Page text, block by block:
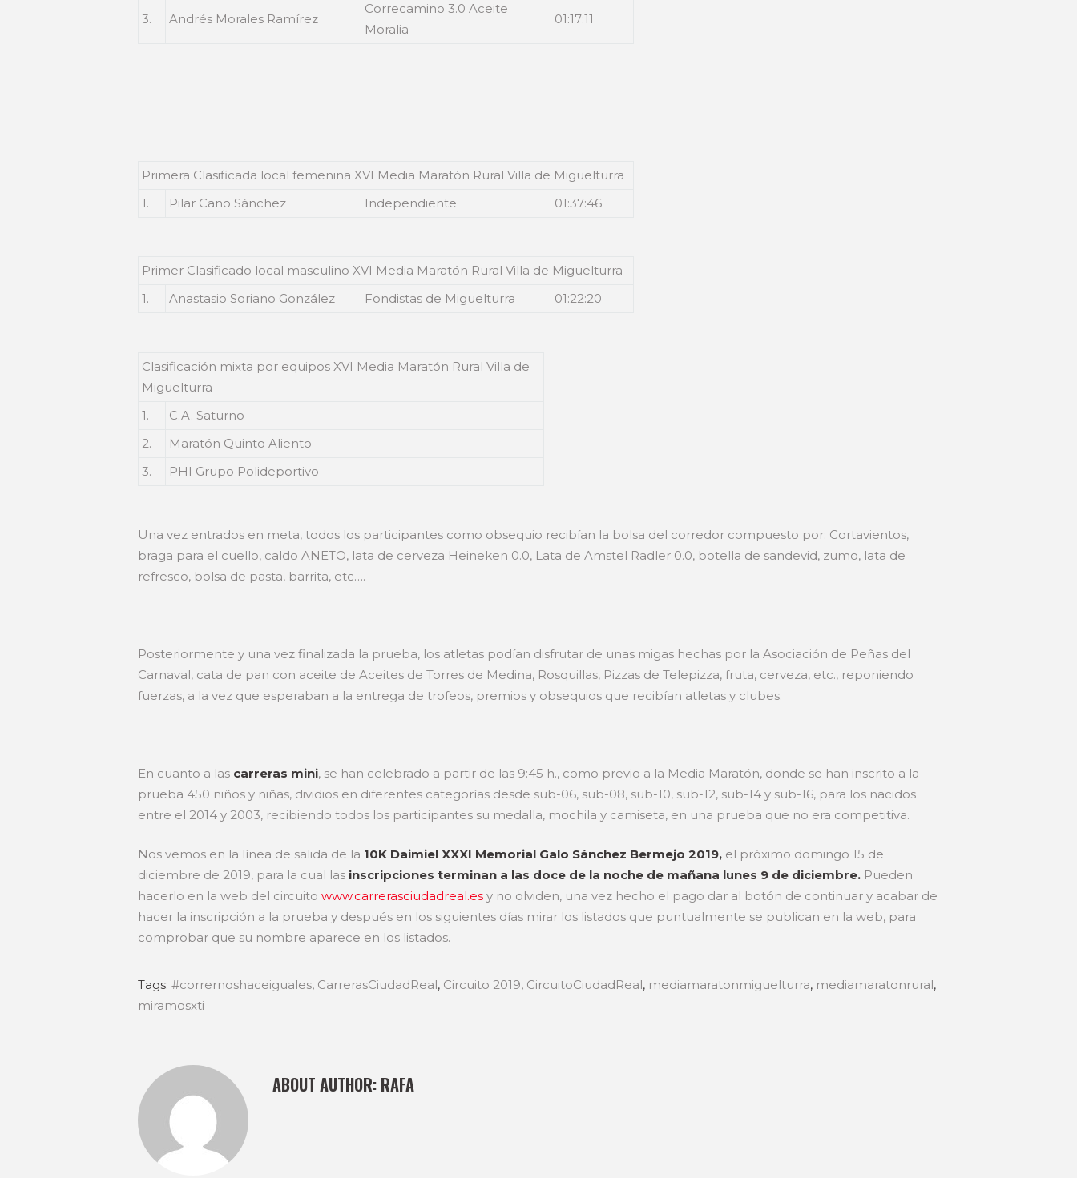
3. Andrés Morales Ramírez
Correcamino 3.0 Aceite
Moralia
01:17:11
Primera Clasificada local femenina XVI Media Maratón Rural Villa de Miguelturra
1.
Pilar Cano Sánchez Independiente 01:37:46
Primer Clasificado local masculino XVI Media Maratón Rural Villa de Miguelturra
1.
Anastasio Soriano González Fondistas de Miguelturra 01:22:20
Clasificación mixta por equipos XVI Media Maratón Rural Villa de
Miguelturra
1.
C.A. Saturno
2.
Maratón Quinto Aliento
3.
PHI Grupo Polideportivo
Una vez entrados en meta, todos los participantes como obsequio recibían la bolsa del corredor compuesto por: Cortavientos,
braga para el cuello, caldo ANETO, lata de cerveza Heineken 0.0, Lata de Amstel Radler 0.0, botella de sandevid, zumo, lata de
refresco, bolsa de pasta, barrita, etc….
Posteriormente y una vez finalizada la prueba, los atletas podían disfrutar de unas migas hechas por la Asociación de Peñas del
Carnaval, cata de pan con aceite de Aceites de Torres de Medina, Rosquillas, Pizzas de Telepizza, fruta, cerveza, etc., reponiendo
fuerzas, a la vez que esperaban a la entrega de trofeos, premios y obsequios que recibían atletas y clubes.
En cuanto a las carreras mini, se han celebrado a partir de las 9:45 h., como previo a la Media Maratón, donde se han inscrito a la
prueba 450 niños y niñas, dividios en diferentes categorías desde sub-06, sub-08, sub-10, sub-12, sub-14 y sub-16, para los nacidos
entre el 2014 y 2003, recibiendo todos los participantes su medalla, mochila y camiseta, en una prueba que no era competitiva.
Nos vemos en la línea de salida de la 10K Daimiel XXXI Memorial Galo Sánchez Bermejo 2019, el próximo domingo 15 de
diciembre de 2019, para la cual las inscripciones terminan a las doce de la noche de mañana lunes 9 de diciembre. Pueden
hacerlo en la web del circuito www.carrerasciudadreal.es y no olviden, una vez hecho el pago dar al botón de continuar y acabar de
hacer la inscripción a la prueba y después en los siguientes días mirar los listados que puntualmente se publican en la web, para
comprobar que su nombre aparece en los listados.
Tags: #corrernoshaceiguales, CarrerasCiudadReal, Circuito 2019, CircuitoCiudadReal, mediamaratonmiguelturra, mediamaratonrural,
miramosxti
ABOUT AUTHOR: RAFA